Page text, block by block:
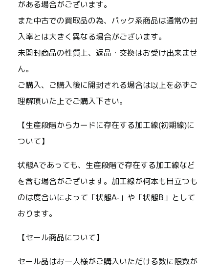
がある場合がございます。
また中古での買取品の為、パック系商品は通常の封
入率とは大きく異なる場合がございます。
未開封商品の性質上、返品・交換はお受け出来ませ
ん。
ご購入、ご購入後に開封される場合は以上を必ずご
理解頂いた上でご購入下さい。
【生産段階からカードに存在する加工線(初期線)に
ついて】
状態Aであっても、生産段階で存在する加工線など
を含む場合がございます。加工線が何本も目立つも
のは度合いによって「状態A-」や「状態B」として
おります。
【セール商品について】
セール品はお一人様がご購入いただける数に限数が